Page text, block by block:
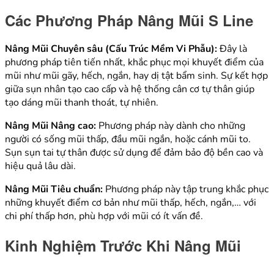
Các Phương Pháp Nâng Mũi S Line
Nâng Mũi Chuyên sâu (Cấu Trúc Mềm Vi Phẫu):Đây là
phương pháp tiên tiến nhất, khắc phục mọi khuyết điểm của
mũi như mũi gãy, hếch, ngắn, hay dị tật bẩm sinh. Sự kết hợp
giữa sụn nhân tạo cao cấp và hệ thống cân cơ tự thân giúp
tạo dáng mũi thanh thoát, tự nhiên.
Nâng Mũi Nâng cao: Phương pháp này dành cho những
người có sống mũi thấp, đầu mũi ngắn, hoặc cánh mũi to.
Sụn sụn tai tự thân được sử dụng để đảm bảo độ bền cao và
hiệu quả lâu dài.
Nâng Mũi Tiêu chuẩn: Phương pháp này tập trung khắc phục
những khuyết điểm cơ bản như mũi thấp, hếch, ngắn,… với
chi phí thấp hơn, phù hợp với mũi có ít vấn đề.
Kinh Nghiệm Trước Khi Nâng Mũi